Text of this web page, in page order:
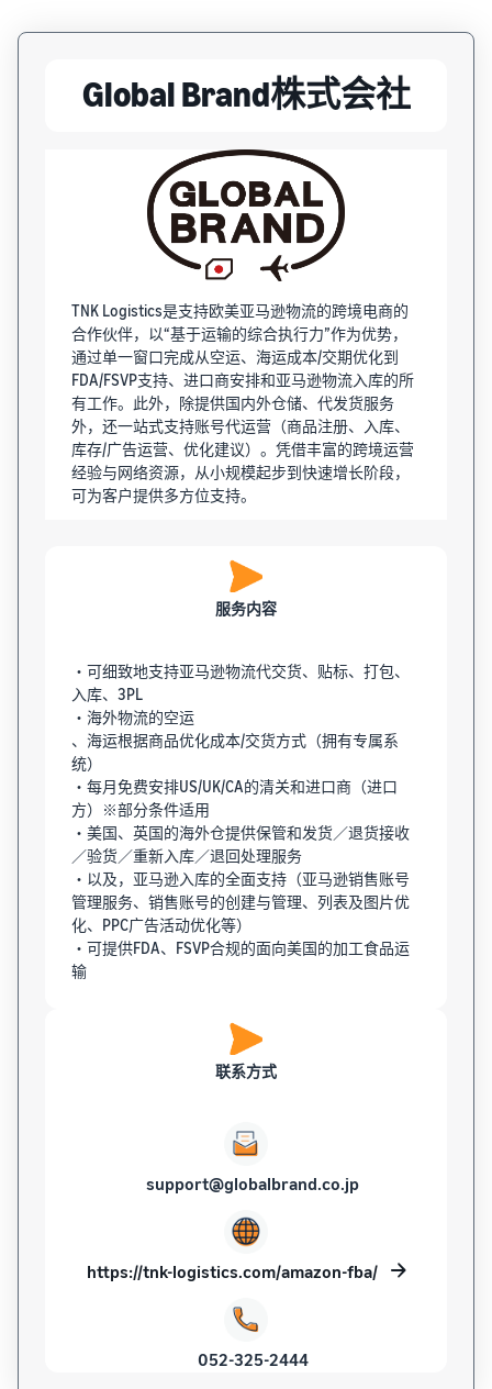
Global Brand株式会社
TNK Logistics是支持欧美亚马逊物流的跨境电商的
合作伙伴，以“基于运输的综合执行力”作为优势，
通过单一窗口完成从空运、海运成本/交期优化到
FDA/FSVP支持、进口商安排和亚马逊物流入库的所
有工作。此外，除提供国内外仓储、代发货服务
外，还一站式支持账号代运营（商品注册、入库、
库存/广告运营、优化建议）。凭借丰富的跨境运营
经验与网络资源，从小规模起步到快速增长阶段，
可为客户提供多方位支持。
服务内容
・可细致地支持亚马逊物流代交货、贴标、打包、
入库、3PL
・海外物流的空运
、海运根据商品优化成本/交货方式（拥有专属系
统）
・每月免费安排US/UK/CA的清关和进口商（进口
方）※部分条件适用
・美国、英国的海外仓提供保管和发货／退货接收
／验货／重新入库／退回处理服务
・以及，亚马逊入库的全面支持（亚马逊销售账号
管理服务、销售账号的创建与管理、列表及图片优
化、PPC广告活动优化等）
・可提供FDA、FSVP合规的面向美国的加工食品运
输
联系方式
support@globalbrand.co.jp
https://tnk-logistics.com/amazon-fba/
052-325-2444